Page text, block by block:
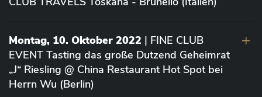
Montag, 10. Oktober 2022 | FINE CLUB
EVENT Tasting das große Dutzend Geheimrat
„J“ Riesling @ China Restaurant Hot Spot bei
Herrn Wu (Berlin)